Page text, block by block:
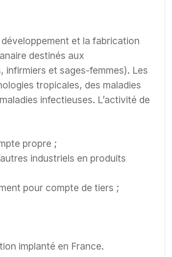
et la fabrication
destinés aux
infirmiers et sages-femmes). Les
tropicales, des maladies
infectieuses. L’activité de
propre ;
industriels en produits
pour compte de tiers ;
implanté en France.